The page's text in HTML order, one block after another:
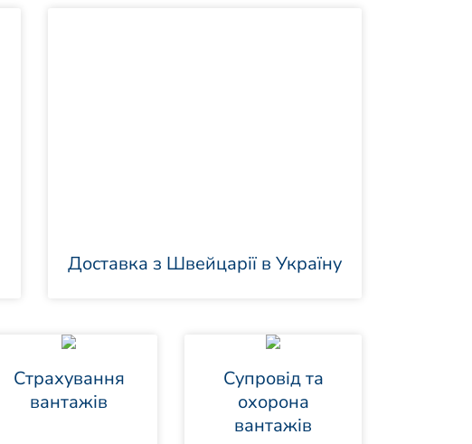
Доставка з Швейцарії в Україну
Страхування
вантажів
Супровід та
охорона
вантажів